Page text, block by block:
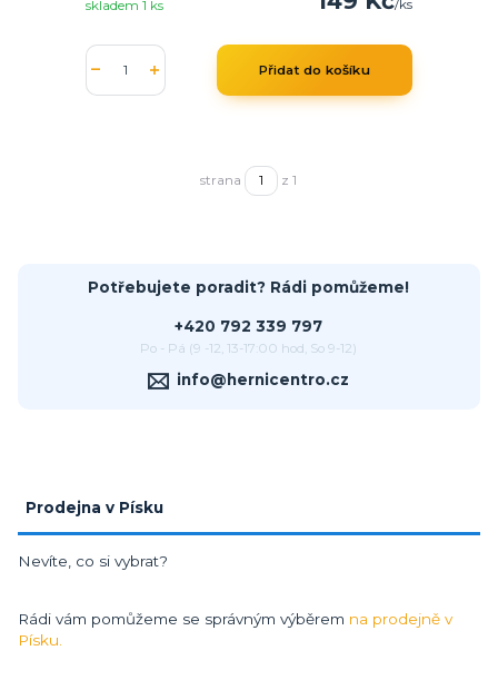
/ks
skladem 1 ks
Přidat do košíku
strana z 1
Potřebujete poradit? Rádi pomůžeme!
+420 792 339 797
Po - Pá (9 -12, 13-17:00 hod, So 9-12)
info@hernicentro.cz
Prodejna v Písku
Nevíte, co si vybrat?
Rádi vám pomůžeme se správným výběrem na prodejně v
Písku.